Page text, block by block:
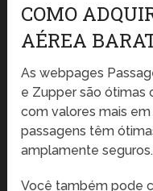
COMO
AÉREA
As webpages
e Zupper são ótimas
com valores mais
passagens têm
amplamente seguros.
Você também pode